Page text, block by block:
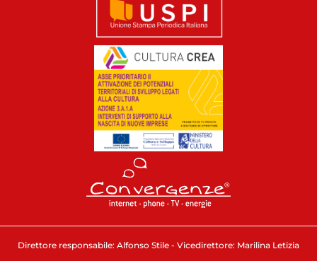
Direttore responsabile: Alfonso Stile - Vicedirettore: Marilina Letizia